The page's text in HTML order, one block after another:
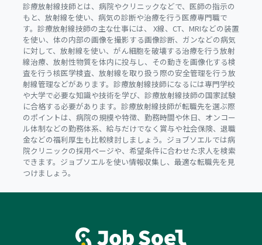
診療放射線技師とは、病院やクリニックなどで、医師の指示の
もと、放射線を使い、病気の診断や治療を行う医療専門職で
す。診療放射線技師の主な仕事には、 X線、CT、MRIなどの装置
を使い、体の内部の画像を撮影する画像診断、ガンなどの病気
に対して、放射線を使い、がん細胞を破壊する治療を行う放射
線治療、放射性物質を体内に投与し、その動きを画像化する検
査を行う核医学検査、放射線を取り扱う際の安全管理を行う放
射線管理などがあります。診療放射線技師になるには専門学校
や大学で必要な知識や技術を学び、診療放射線技師の国家試験
に合格する必要があります。診療放射線技師が転職先を選ぶ際
のポイントは、病院の規模や特徴、勤務時間や休日、オンコー
ル体制などの勤務体系、給与だけでなく賞与や社会保険、退職
金などの福利厚生も比較検討しましょう。ジョブソエルでは病
院クリニックの採用ページや、希望条件に合わせた求人を検索
できます。ジョブソエルを使い情報収集し、最適な転職先を見
つけましょう。